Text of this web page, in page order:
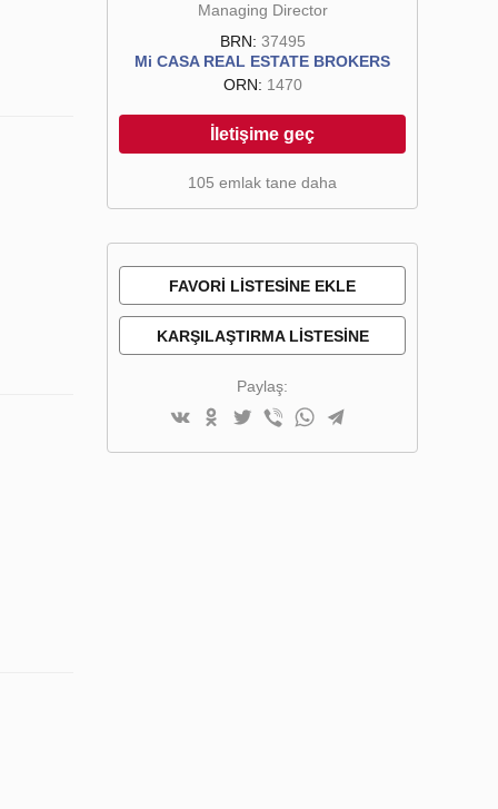
Managing Director
BRN: 37495
Mi CASA REAL ESTATE BROKERS
ORN: 1470
İletişime geç
105 emlak tane daha
FAVORI LISTESINE EKLE
KARŞILAŞTIRMA LISTESINE
Paylaş: